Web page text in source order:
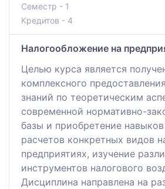
Семестр - 1
Кредитов - 4
Налогообложение на
Целью курса является
комплексного
знаний по теоретическим
современной нормативно-
базы и приобретение
расчетов конкретных видов
предприятиях, изучение
инструментов налогового
Дисциплина направлена на